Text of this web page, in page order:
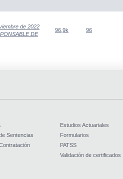
de 2022
DE
96,9k 96
Sentencias
Estudios Actuariales
Formularios
PATSS
Validación de certificados